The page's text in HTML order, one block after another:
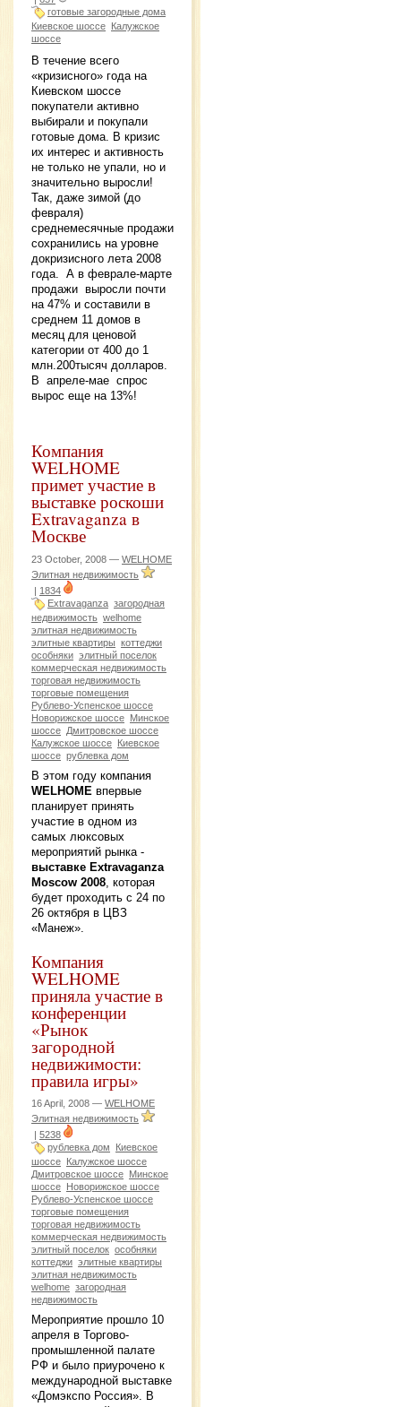
готовые загородные дома
Киевское шоссе Калужское
шоссе
В течение всего
«кризисного» года на
Киевском шоссе
покупатели активно
выбирали и покупали
готовые дома. В кризис
их интерес и активность
не только не упали, но и
значительно выросли!
Так, даже зимой (до
февраля)
среднемесячные продажи
сохранились на уровне
докризисного лета 2008
года. А в феврале-марте
продажи выросли почти
на 47% и составили в
среднем 11 домов в
месяц для ценовой
категории от 400 до 1
млн.200тысяч долларов.
В апреле-мае спрос
вырос еще на 13%!
Компания
WELHOME
примет участие в
выставке роскоши
Extravaganza в
Москве
23 October, 2008 — WELHOME
Элитная недвижимость
| 1834
Extravaganza загородная
недвижимость welhome
элитная недвижимость
элитные квартиры коттеджи
особняки элитный поселок
коммерческая недвижимость
торговая недвижимость
торговые помещения
Рублево-Успенское шоссе
Новорижское шоссе Минское
шоссе Дмитровское шоссе
Калужское шоссе Киевское
шоссе рублевка дом
В этом году компания
WELHOME впервые
планирует принять
участие в одном из
самых люксовых
мероприятий рынка -
выставке Extravaganza
Moscow 2008 , которая
будет проходить с 24 по
26 октября в ЦВЗ
«Манеж».
Компания
WELHOME
приняла участие в
конференции
«Рынок
загородной
недвижимости:
правила игры»
16 April, 2008 — WELHOME
Элитная недвижимость
5238
рублевка дом
Киевское
шоссе
Калужское шоссе
Дмитровское шоссе Минское
шоссе
Новорижское шоссе
Рублево-Успенское шоссе
торговые помещения
торговая недвижимость
коммерческая недвижимость
элитный поселок особняки
коттеджи элитные квартиры
элитная недвижимость
welhome загородная
недвижимость
Мероприятие прошло 10
апреля в Торгово-
промышленной палате
РФ и было приурочено к
международной выставке
«Домэкспо Россия». В